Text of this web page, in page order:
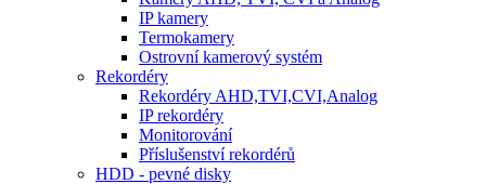
IP kamery
Termokamery
Ostrovní kamerový systém
Rekordéry
Rekordéry AHD,TVI,CVI,Analog
IP rekordéry
Monitorování
Příslušenství rekordérů
HDD - pevné disky